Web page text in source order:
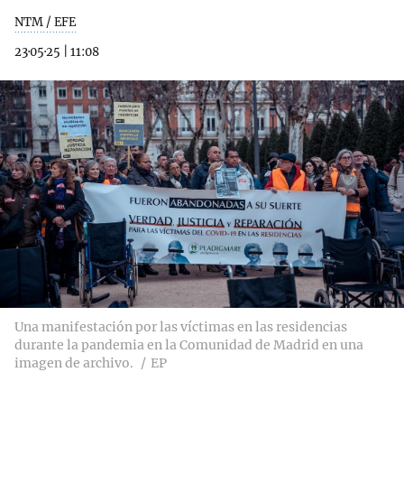
NTM / EFE
23·05·25
11:08
Una manifestación por las víctimas en las residencias
durante la pandemia en la Comunidad de Madrid en una
imagen de archivo.
EP